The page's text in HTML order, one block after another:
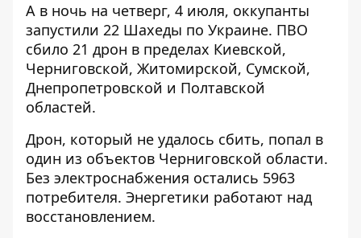
А в ночь на четверг, 4 июля, оккупанты
запустили 22 Шахеды по Украине. ПВО
сбило 21 дрон в пределах Киевской,
Черниговской, Житомирской, Сумской,
Днепропетровской и Полтавской
областей.
Дрон, который не удалось сбить, попал в
один из объектов Черниговской области.
Без электроснабжения остались 5963
потребителя. Энергетики работают над
восстановлением.